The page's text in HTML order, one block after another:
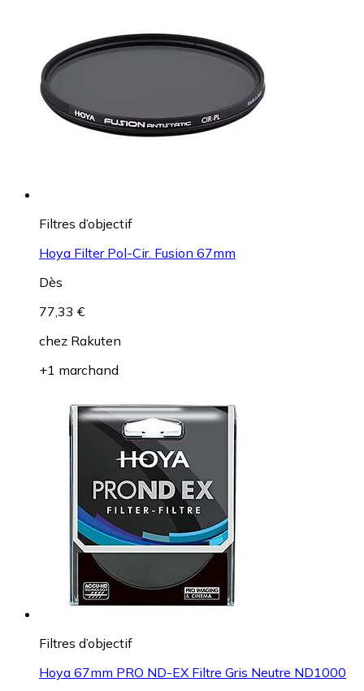
Filtres d’objectif
Hoya Filter Pol-Cir. Fusion 67mm
Dès
77,33 €
chez Rakuten
+1 marchand
Filtres d’objectif
Hoya 67mm PRO ND-EX Filtre Gris Neutre ND1000